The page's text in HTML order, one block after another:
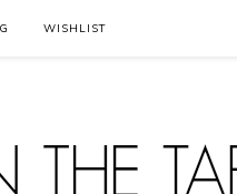
WISHLIST